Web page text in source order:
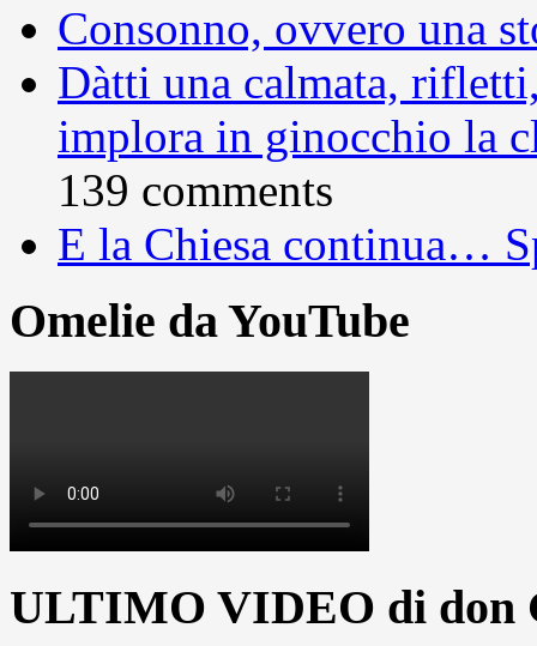
Consonno, ovvero una
Dàtti una calmata,
implora in ginocchio la
139 comments
E la Chiesa continua…
Omelie da YouTube
ULTIMO VIDEO di don